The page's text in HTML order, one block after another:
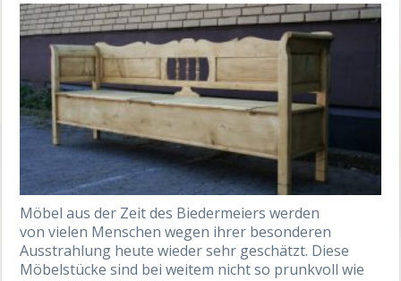
Möbel aus der Zeit des Biedermeiers werden
von vielen Menschen wegen ihrer besonderen
Ausstrahlung heute wieder sehr geschätzt. Diese
Möbelstücke sind bei weitem nicht so prunkvoll wie